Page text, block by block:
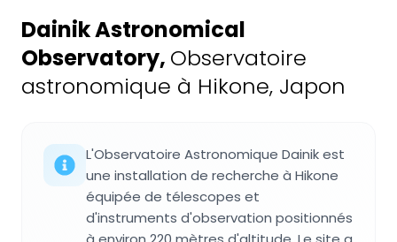
Dainik Astronomical
Observatory, Observatoire
astronomique à Hikone, Japon
L'Observatoire Astronomique Dainik est
une installation de recherche à Hikone
équipée de télescopes et
d'instruments d'observation positionnés